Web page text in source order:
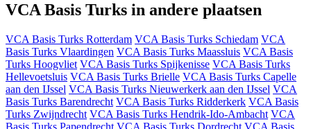
VCA Basis Turks in andere plaatsen
VCA Basis Turks Rotterdam VCA Basis Turks Schiedam VCA
Basis Turks Vlaardingen VCA Basis Turks Maassluis VCA Basis
Turks Hoogvliet VCA Basis Turks Spijkenisse VCA Basis Turks
Hellevoetsluis VCA Basis Turks Brielle VCA Basis Turks Capelle
aan den IJssel VCA Basis Turks Nieuwerkerk aan den IJssel VCA
Basis Turks Barendrecht VCA Basis Turks Ridderkerk VCA Basis
Turks Zwijndrecht VCA Basis Turks Hendrik-Ido-Ambacht VCA
Basis Turks Papendrecht VCA Basis Turks Dordrecht VCA Basis